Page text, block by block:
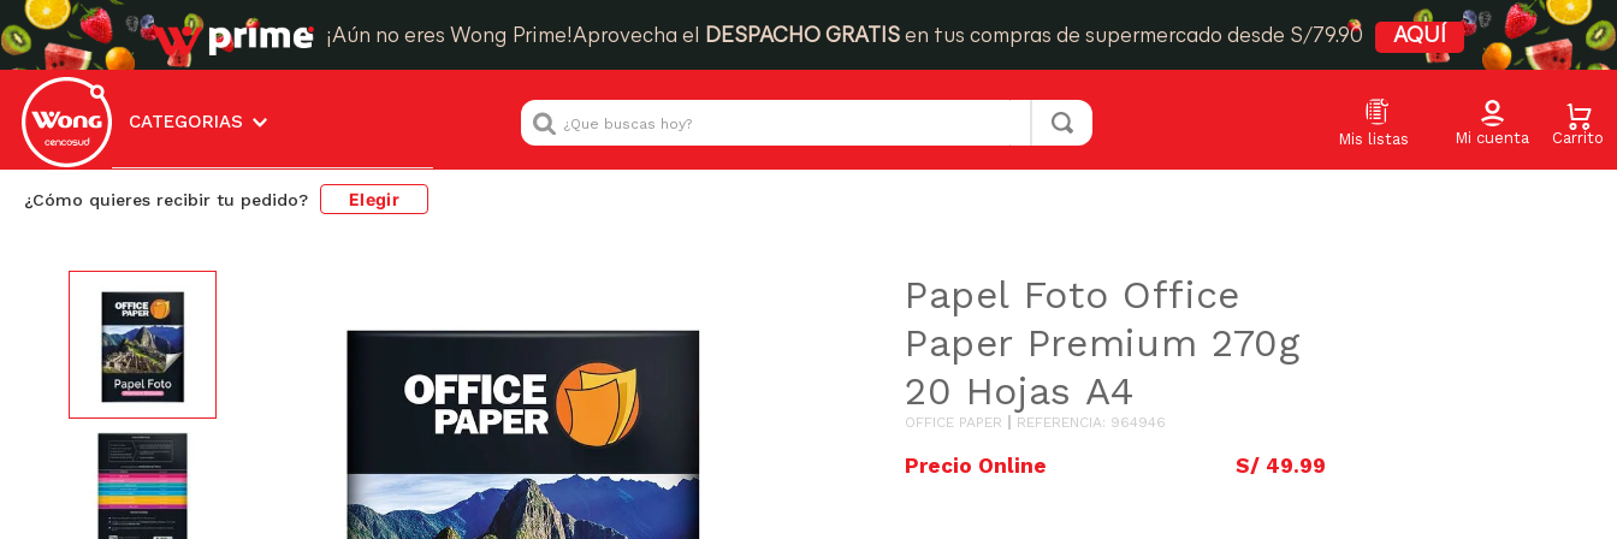
¡Aún no eres Wong Prime!Aprovecha el DESPACHO GRATIS en tus compras de supermercado desde S/79.90 AQUÍ
CATEGORIAS
¿Que buscas hoy?
¿Cómo quieres recibir tu pedido? Elegir
Útiles Escolares y Oficina
Papel Foto Office
Paper Premium 270g
20 Hojas A4
OFFICE PAPER REFERENCIA: 964946
S/ 49.99